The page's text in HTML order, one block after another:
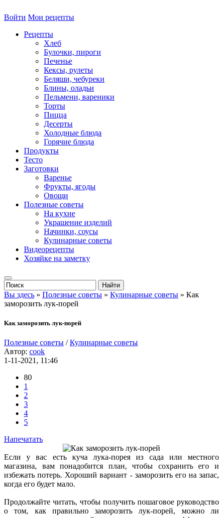
Войти Мои рецепты
Рецепты
Хлеб
Булочки, пироги
Печенье
Кексы, рулеты
Беляши, чебуреки
Блины, оладьи
Пельмени, вареники
Торты
Пицца
Десерты
Холодные блюда
Горячие блюда
Продукты
Тесто
Заготовки
Варенье
Фрукты, ягоды
Овощи
Полезные советы
На кухне
Украшение изделий
Начинки, соусы
Кулинарные советы
Видеорецепты
Хозяйке на заметку
Вы здесь » Полезные советы » Кулинарные советы » Как
заморозить лук-порей
Как заморозить лук-порей
Полезные советы /Кулинарные советы
Автор: cook
1-11-2021, 11:46
80
1
2
3
4
5
Напечатать
Если у вас есть куча лука-порея из сада или местного
магазина, вам понадобится план, чтобы сохранить его и
избежать потерь. Хороший вариант - заморозить его на запас,
когда его будет мало.
Продолжайте читать, чтобы получить пошаговое руководство
о том, как правильно заморозить лук-порей, можно ли